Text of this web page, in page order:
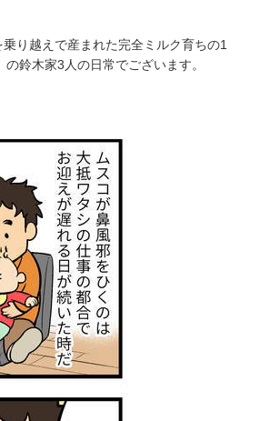
り越えで産まれた完全ミルク育ちの1
鈴木家3人の日常でございます。